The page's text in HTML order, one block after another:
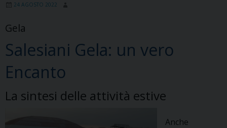
24 AGOSTO 2022
Gela
Salesiani Gela: un vero
Encanto
La sintesi delle attività estive
Anche